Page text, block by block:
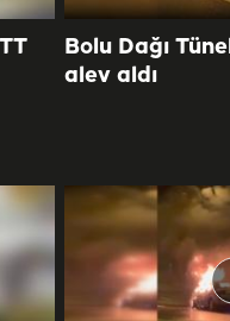
Bolu Dağı
alev aldı